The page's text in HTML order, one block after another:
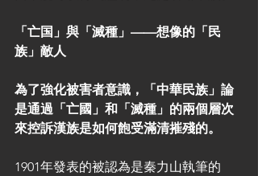
「亡国」與「滅種」——想像的「民
族」敵人
為了強化被害者意識，「中華民族」論
是通過「亡國」和「滅種」的兩個層次
來控訴漢族是如何飽受滿清摧殘的。
1901年發表的被認為是秦力山執筆的